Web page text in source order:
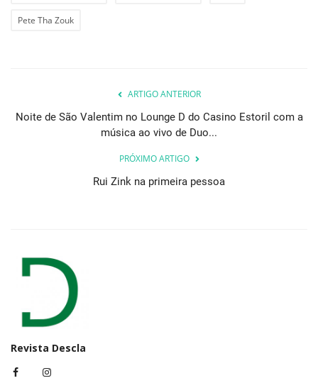
Pete Tha Zouk
ARTIGO ANTERIOR
Noite de São Valentim no Lounge D do Casino Estoril com a
música ao vivo de Duo...
PRÓXIMO ARTIGO
Rui Zink na primeira pessoa
Revista Descla